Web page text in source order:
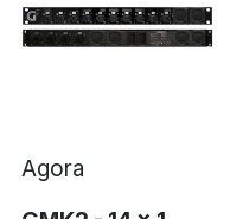
installazioni
Agora